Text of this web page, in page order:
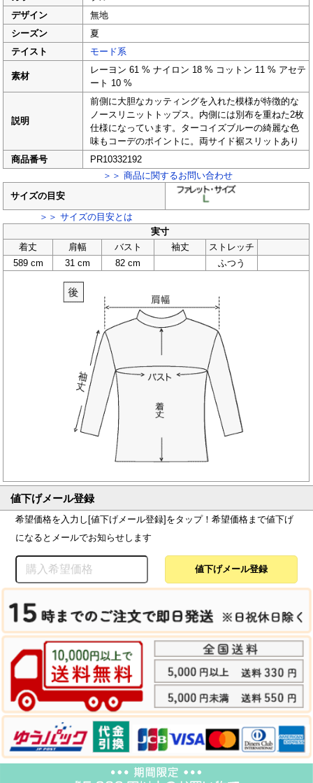
デザイン
無地
シーズン
夏
テイスト
モード系
素材
レーヨン 61 % ナイロン 18 % コットン 11 % アセテ
ート 10 %
説明
前側に大胆なカッティングを入れた模様が特徴的な
ノースリニットトップス。内側には別布を重ねた2枚
仕様になっています。ターコイズブルーの綺麗な色
味もコーデのポイントに。両サイド裾スリットあり
商品番号
PR10332192
＞＞ 商品に関するお問い合わせ
サイズの目安
＞＞ サイズの目安とは
実寸
着丈
肩幅 バスト 袖丈
ストレッチ
589 cm
31 cm 82 cm ふつう
値下げメール登録
希望価格を入力し[値下げメール登録]をタップ！希望価格まで値下げ
になるとメールでお知らせします